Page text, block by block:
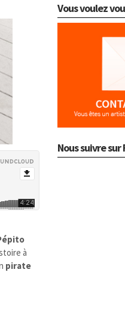
à
pirate
Vous voulez
Nous suivre sur